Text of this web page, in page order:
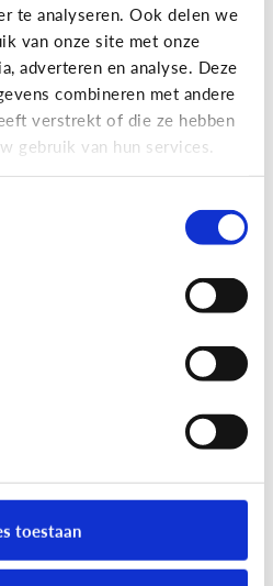
te analyseren. Ook delen we
van onze site met onze
adverteren en analyse. Deze
combineren met andere
verstrekt of die ze hebben
gebruik van hun services.
toestaan
over VR en AR
speelgoed: waar